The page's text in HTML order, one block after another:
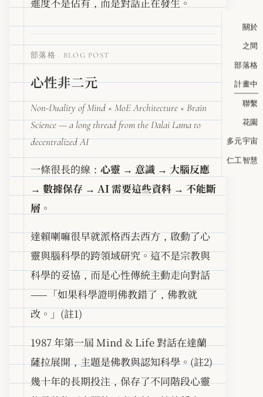
部落格 · BLOG POST
心性非二元
Non-Duality of Mind × MoE Architecture × Brain
Science — a long thread from the Dalai Lama to
decentralized AI
一條很長的線： 心靈 → 意識 → 大腦反應
→ 數據保存 → AI 需要這些資料 → 不能斷
層 。
達賴喇嘛很早就派格西去西方，啟動了心
靈與腦科學的跨領域研究。這不是宗教與
科學的妥協，而是心性傳統主動走向對話
——「如果科學證明佛教錯了，佛教就
改。」(註1)
1987 年第一屆 Mind & Life 對話在達蘭
薩拉展開，主題是佛教與認知科學。(註2)
幾十年的長期投注，保存了不同階段心靈
關於
之間
部落格
計畫中
聯繫
花園
多元宇宙
仁工智慧